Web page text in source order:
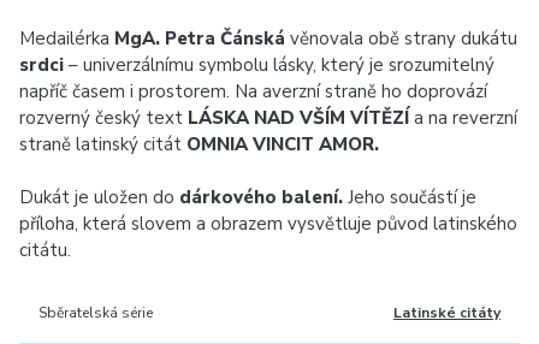
Medailérka MgA. Petra Čánská věnovala obě strany dukátu
srdci – univerzálnímu symbolu lásky, který je srozumitelný
napříč časem i prostorem. Na averzní straně ho doprovází
rozverný český text LÁSKA NAD VŠÍM VÍTĚZÍ a na reverzní
straně latinský citát OMNIA VINCIT AMOR.
Dukát je uložen do dárkového balení. Jeho součástí je
příloha, která slovem a obrazem vysvětluje původ latinského
citátu.
Sběratelská série Latinské citáty